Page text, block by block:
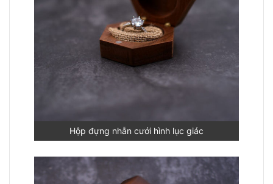
Hộp đựng nhẫn cưới hình lục giác